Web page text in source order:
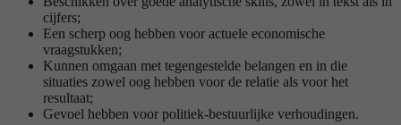
cijfers;
Een scherp oog hebben voor actuele economische
vraagstukken;
Kunnen omgaan met tegengestelde belangen en in die
situaties zowel oog hebben voor de relatie als voor het
resultaat;
Gevoel hebben voor politiek-bestuurlijke verhoudingen.